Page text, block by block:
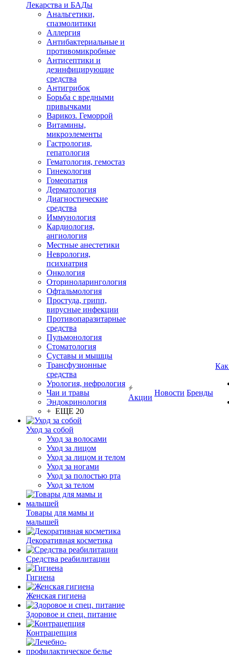
Лекарства и БАДы
Анальгетики,
спазмолитики
Аллергия
Антибактериальные и
противомикробные
Антисептики и
дезинфицирующие
средства
Антигрибок
Борьба с вредными
привычками
Варикоз. Геморрой
Витамины,
микроэлементы
Гастрология,
гепатология
Гематология, гемостаз
Гинекология
Гомеопатия
Дерматология
Диагностические
средства
Иммунология
Кардиология,
ангиология
Местные анестетики
Неврология,
психиатрия
Онкология
Оториноларингология
Офтальмология
Простуда, грипп,
вирусные инфекции
Противопаразитарные
средства
Пульмонология
Стоматология
Суставы и мышцы
Трансфузионные
средства
Урология, нефрология
Чаи и травы
Эндокринология
+ ЕЩЕ 20
Уход за собой
Уход за волосами
Уход за лицом
Уход за лицом и телом
Уход за ногами
Уход за полостью рта
Уход за телом
Товары для мамы и
малышей
Декоративная косметика
Средства реабилитации
Гигиена
Женская гигиена
Здоровое и спец. питание
Контрацепция
Акции
Новости Бренды